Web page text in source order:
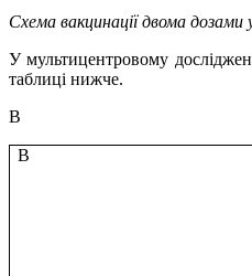
Схема вакцинації двома дозами
У мультицентровому
таблиці нижче.
В
В